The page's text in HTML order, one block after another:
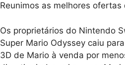
Reunimos as melhores
Os proprietários do Nintendo
Super Mario Odyssey caiu
3D de Mario à venda por